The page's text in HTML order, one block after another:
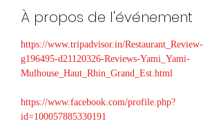
À propos de l'événement
https://www.tripadvisor.in/Restaurant_Review-
g196495-d21120326-Reviews-Yami_Yami-
Mulhouse_Haut_Rhin_Grand_Est.html
https://www.facebook.com/profile.php?
id=100057885330191